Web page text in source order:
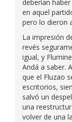
deberían
en aquel
pero lo dieron
La impresión
revés
igual, y
Andá a saber.
que el Fluzao
escritorios,
salvó un
una
volver de una